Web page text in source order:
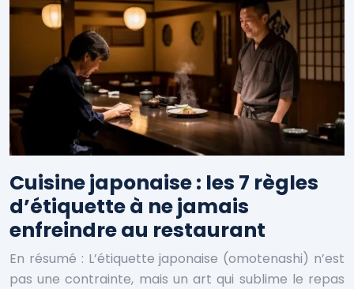
Cuisine japonaise : les 7 règles
d’étiquette à ne jamais
enfreindre au restaurant
En résumé : L’étiquette japonaise (omotenashi) n’est
pas une contrainte, mais un art qui sublime le repas